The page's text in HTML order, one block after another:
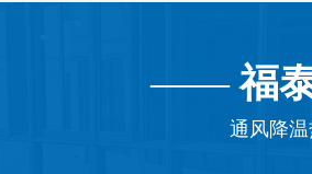
——福
通风降